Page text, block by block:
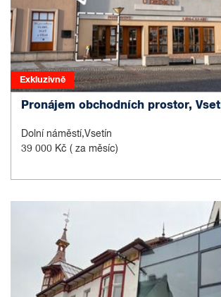
Exkluzivně
Pronájem obchodních prostor,
Dolní náměstí,Vsetín
39 000 Kč ( za měsíc)